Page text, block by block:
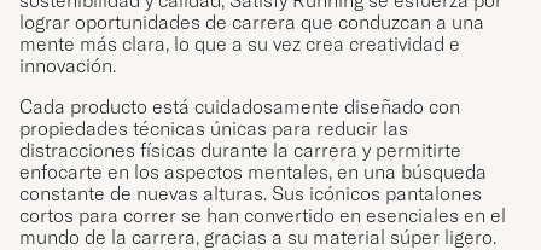
lograr oportunidades de carrera que conduzcan a una
mente más clara, lo que a su vez crea creatividad e
innovación.
Cada producto está cuidadosamente diseñado con
propiedades técnicas únicas para reducir las
distracciones físicas durante la carrera y permitirte
enfocarte en los aspectos mentales, en una búsqueda
constante de nuevas alturas. Sus icónicos pantalones
cortos para correr se han convertido en esenciales en el
mundo de la carrera, gracias a su material súper ligero.